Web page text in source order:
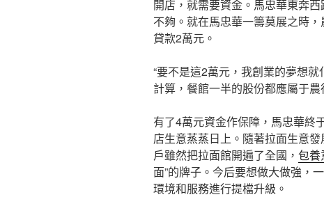
開店，就需要資金。馬忠華東奔
不夠。就在馬忠華一籌莫展之時
貸款2萬元。
“要不是這2萬元，我創業的夢想
計算，餐館一半的股份都應屬于農
有了4萬元資金作保障，馬忠華終
店生意蒸蒸日上。隨著拉面生意
戶雖然把拉面館開遍了全國， 包養
面”的牌子。今后要想做大做強，
環境和服務進行提檔升級。